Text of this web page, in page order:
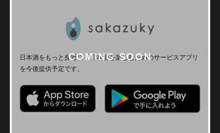
日本酒をもっと身近に！日本酒を楽しむためのサービスアプリ
を今後提供予定です。